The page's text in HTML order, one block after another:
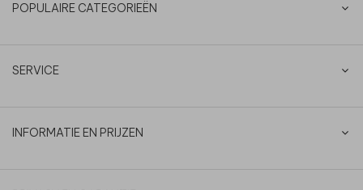
POPULAIRE CATEGORIEËN
SERVICE
INFORMATIE EN PRIJZEN